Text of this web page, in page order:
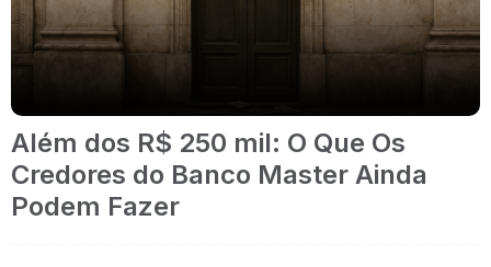
Além dos R$ 250 mil: O Que Os
Credores do Banco Master Ainda
Podem Fazer